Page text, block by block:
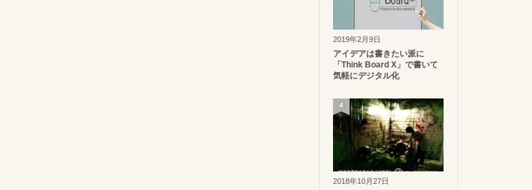
2019年2月9日
アイデアは書きたい派に
「Think Board X」で書いて
気軽にデジタル化
2018年10月27日
4